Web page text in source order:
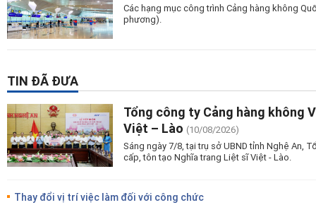
Các hạng mục công trình Cảng hàng không
phương).
TIN ĐÃ ĐƯA
Tổng công ty Cảng hàng không
Việt – Lào (10/08/2026)
Sáng ngày 7/8, tại trụ sở UBND tỉnh Nghệ An,
cấp, tôn tạo Nghĩa trang Liệt sĩ Việt - Lào.
Thay đổi vị trí việc làm đối với công chức